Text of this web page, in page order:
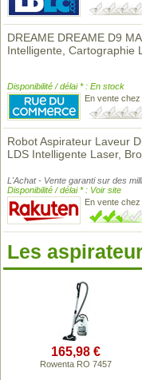
DREAME DREAME D9
Intelligente, Cartographie
Disponibilité / délai * : En stock
En vente chez
Robot Aspirateur Laveur
LDS Intelligente Laser,
L'Achat - Vente garanti sur des
Disponibilité / délai * : Voir site
En vente chez
Les
165,98 €
Rowenta RO 7457